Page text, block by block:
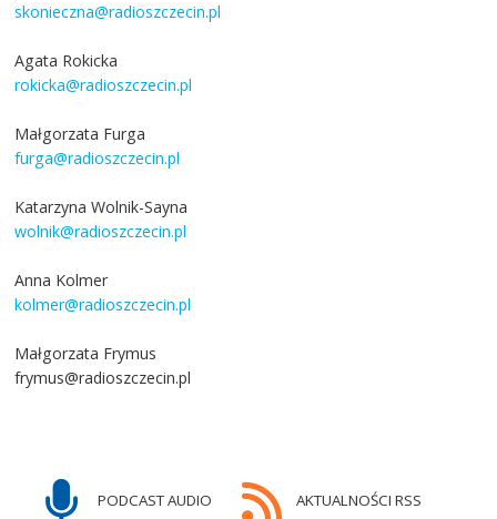
skonieczna@radioszczecin.pl
Agata Rokicka
rokicka@radioszczecin.pl
Małgorzata Furga
furga@radioszczecin.pl
Katarzyna Wolnik-Sayna
wolnik@radioszczecin.pl
Anna Kolmer
kolmer@radioszczecin.pl
Małgorzata Frymus
frymus@radioszczecin.pl
PODCAST AUDIO AKTUALNOŚCI RSS